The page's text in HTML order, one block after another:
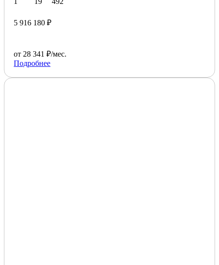
5 916 180 ₽
от 28 341 ₽/мес.
Подробнее